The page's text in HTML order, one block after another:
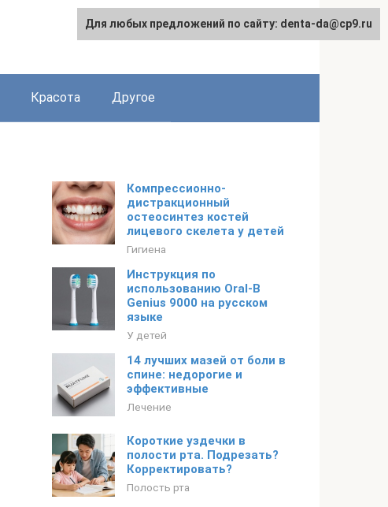
Красота Другое
Компрессионно-
дистракционный
остеосинтез костей
лицевого скелета у детей
Гигиена
Инструкция по
использованию Oral-B
Genius 9000 на русском
языке
У детей
14 лучших мазей от боли в
спине: недорогие и
эффективные
Лечение
Короткие уздечки в
полости рта. Подрезать?
Корректировать?
Полость рта
Для любых предложений по сайту: denta-da@cp9.ru